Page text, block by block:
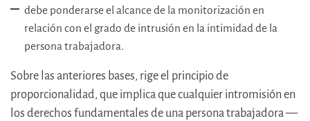
debe ponderarse el alcance de la monitorización en
relación con el grado de intrusión en la intimidad de la
persona trabajadora.
Sobre las anteriores bases, rige el principio de
proporcionalidad, que implica que cualquier intromisión en
los derechos fundamentales de una persona trabajadora —